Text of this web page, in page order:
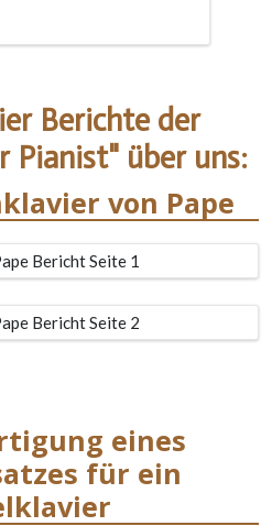
Berichte der
über uns:
von Pape
eines
für ein